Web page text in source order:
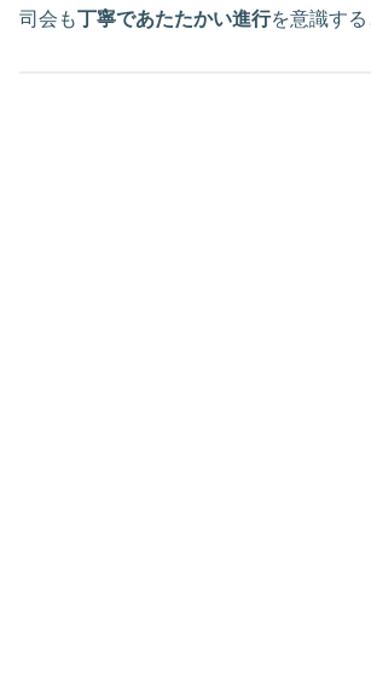
司会も丁寧であたたかい進行を意識す